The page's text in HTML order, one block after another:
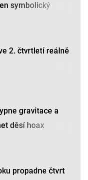
symbolický
2. čtvrtletí reálně
gravitace a
děsí hoax
propadne čtvrt